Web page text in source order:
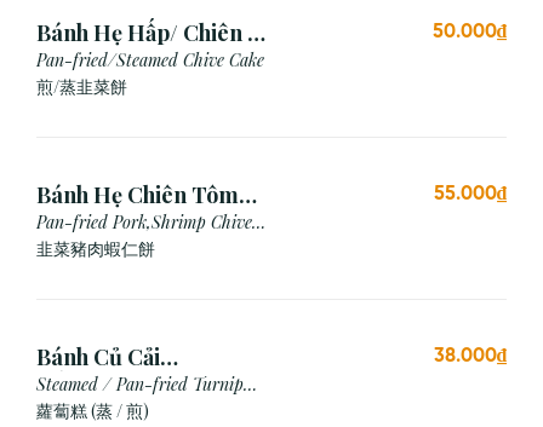
Bánh Hẹ Hấp/ Chiên (3
Cái)
Pan-fried/Steamed Chive Cake
煎/蒸韭菜餅
50.000₫
Bánh Hẹ Chiên Tôm
Thịt
Pan-fried Pork,Shrimp Chive
Cake
韭菜豬肉蝦仁餅
55.000₫
Bánh Củ Cải
Hấp/Chiên (3 viên)
Steamed / Pan-fried Turnip
Cake
蘿蔔糕 (蒸 / 煎)
38.000₫